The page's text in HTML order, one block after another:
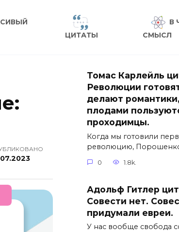
ЦИТАТЫ
В
СМЫСЛ
Томас Карлейль
Революции
делают
плодами
проходимцы.
Когда мы готовили
революцию,
0 1.8k.
Адольф Гитлер
Совести нет.
придумали евреи.
У нас вообще свобода